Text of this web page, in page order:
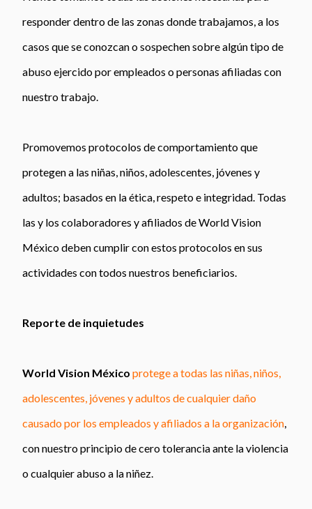
responder dentro de las zonas donde trabajamos, a los
casos que se conozcan o sospechen sobre algún tipo de
abuso ejercido por empleados o personas afiliadas con
nuestro trabajo.
Promovemos protocolos de comportamiento que
protegen a las niñas, niños, adolescentes, jóvenes y
adultos; basados en la ética, respeto e integridad. Todas
las y los colaboradores y afiliados de World Vision
México deben cumplir con estos protocolos en sus
actividades con todos nuestros beneficiarios.
Reporte de inquietudes
World Vision México protege a todas las niñas, niños,
adolescentes, jóvenes y adultos de cualquier daño
causado por los empleados y afiliados a la organización,
con nuestro principio de cero tolerancia ante la violencia
o cualquier abuso a la niñez.